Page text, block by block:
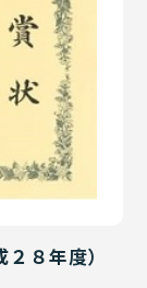
８年度）